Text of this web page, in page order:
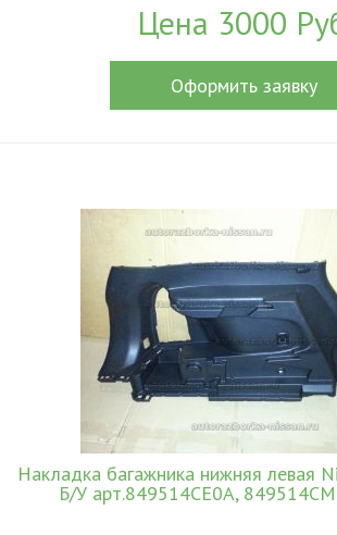
Цена 3000
Оформить заявку
Накладка багажника нижняя левая
Б/У арт.849514CE0A,